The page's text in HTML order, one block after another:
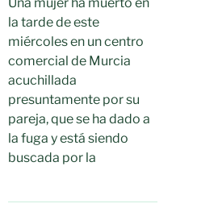
la tarde de este
miércoles en un centro
comercial de Murcia
acuchillada
presuntamente por su
pareja, que se ha dado a
la fuga y está siendo
buscada por la